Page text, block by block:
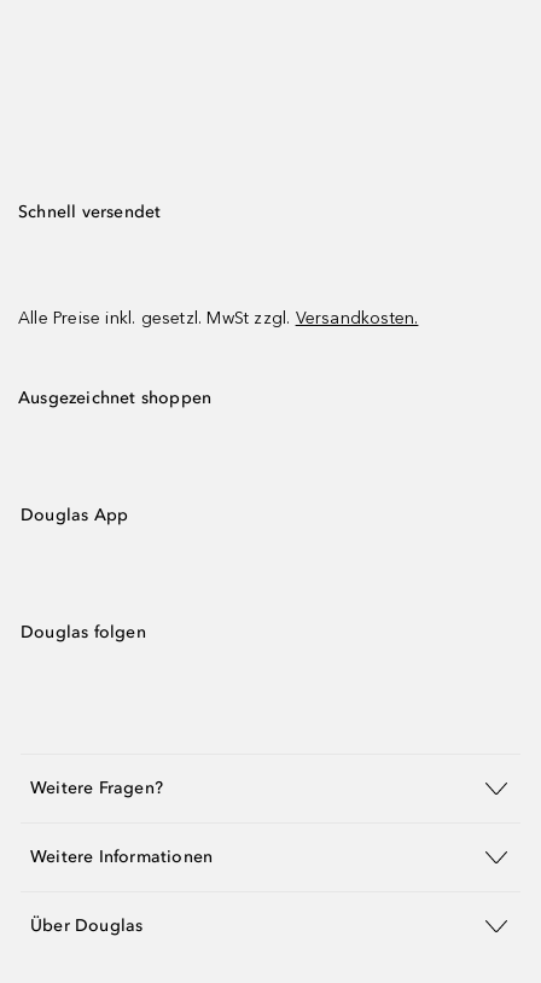
Schnell versendet
Alle Preise inkl. gesetzl. MwSt zzgl. Versandkosten.
Ausgezeichnet shoppen
Douglas App
Douglas folgen
Weitere Fragen?
Weitere Informationen
Über Douglas